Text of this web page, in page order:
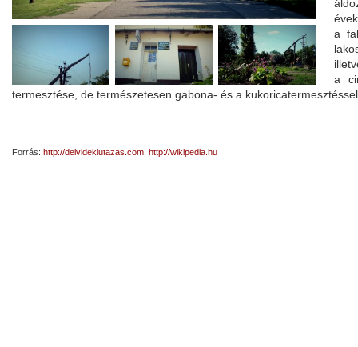
a
a
termesztése, de természetesen gabona- és a
Forrás: http://delvidekiutazas.com http://wikipedia.hu